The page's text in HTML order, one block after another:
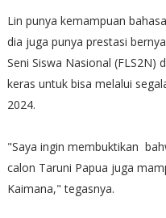
Lin punya kemampuan
dia juga punya prestasi
Seni Siswa Nasional (FLS2N)
keras untuk bisa melalui
2024.
"Saya ingin membuktikan
calon Taruni Papua juga
Kaimana," tegasnya.